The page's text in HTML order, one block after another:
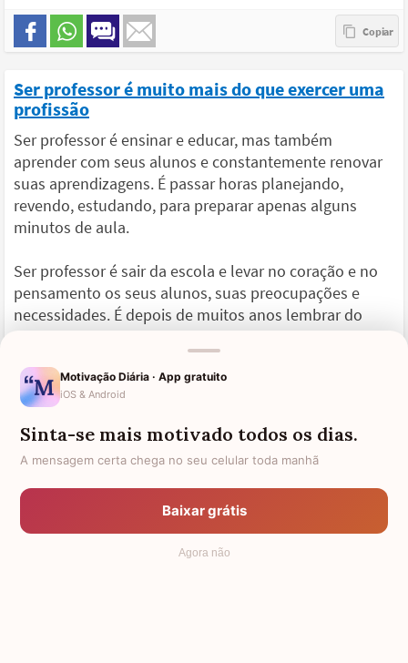
Ser professor é muito mais do que exercer uma
profissão
Ser professor é ensinar e educar, mas também
aprender com seus alunos e constantemente renovar
suas aprendizagens. É passar horas planejando,
revendo, estudando, para preparar apenas alguns
minutos de aula.
Ser professor é sair da escola e levar no coração e no
pensamento os seus alunos, suas preocupações e
necessidades. É depois de muitos anos lembrar do
rosto de todos eles com saudade e carinho.
Ser professor é sentir-se realizado e feliz com as
conquistas dos seus alunos. É sentir orgulho na
construção do caráter de todos eles.
Ser professor é dar tudo todos os dias, pedindo apenas
em retorno o sucesso daqueles que arduamente
prepara para o futuro. É indicar caminhos e deixar que
seus alunos optem pelos que mais lhes convêm.
Motivação Diária · App gratuito
iOS & Android
Sinta-se mais motivado todos os dias.
A mensagem certa chega no seu celular toda manhã
Baixar grátis
Agora não